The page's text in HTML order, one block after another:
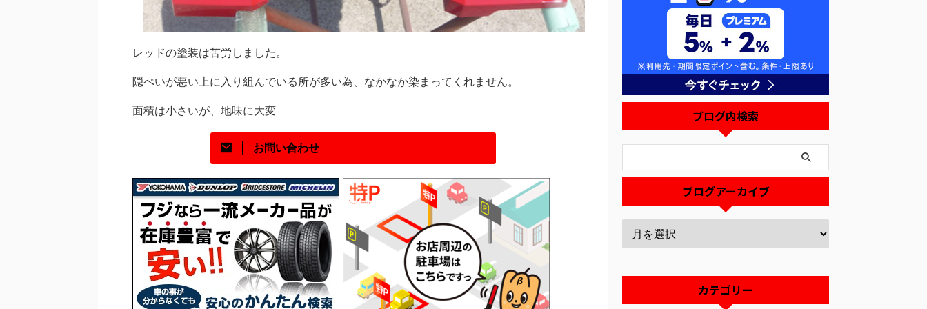
レッドの塗装は苦労しました。
隠ぺいが悪い上に入り組んでいる所が多い為、なかなか染まってくれません。
面積は小さいが、地味に大変
お問い合わせ
ブログ内検索
ブログアーカイブ
カテゴリー